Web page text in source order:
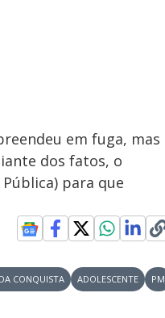
em fuga, mas
dos fatos, o
para que
CONQUISTA ADOLESCENTE PM